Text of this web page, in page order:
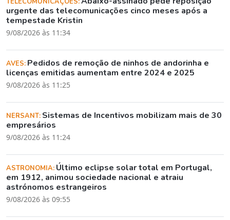
urgente das telecomunicações cinco meses após a
tempestade Kristin
9/08/2026 às 11:34
AVES: Pedidos de remoção de ninhos de andorinha e
licenças emitidas aumentam entre 2024 e 2025
9/08/2026 às 11:25
NERSANT: Sistemas de Incentivos mobilizam mais de 30
empresários
9/08/2026 às 11:24
ASTRONOMIA: Último eclipse solar total em Portugal,
em 1912, animou sociedade nacional e atraiu
astrónomos estrangeiros
9/08/2026 às 09:55